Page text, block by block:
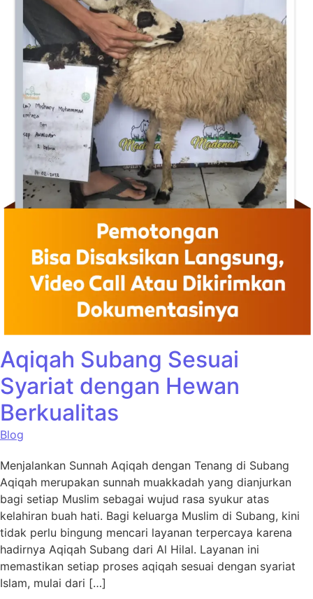
Aqiqah Subang Sesuai
Syariat dengan Hewan
Berkualitas
Blog
Menjalankan Sunnah Aqiqah dengan Tenang di Subang
Aqiqah merupakan sunnah muakkadah yang dianjurkan
bagi setiap Muslim sebagai wujud rasa syukur atas
kelahiran buah hati. Bagi keluarga Muslim di Subang, kini
tidak perlu bingung mencari layanan terpercaya karena
hadirnya Aqiqah Subang dari Al Hilal. Layanan ini
memastikan setiap proses aqiqah sesuai dengan syariat
Islam, mulai dari […]